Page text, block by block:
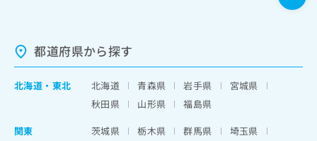
都道府県から探す
北海道 ・ 東北 北海道 青森県 岩手県
宮城県
秋田県
山形県
福島県
関東
茨城県 栃木県 群馬県
埼玉県